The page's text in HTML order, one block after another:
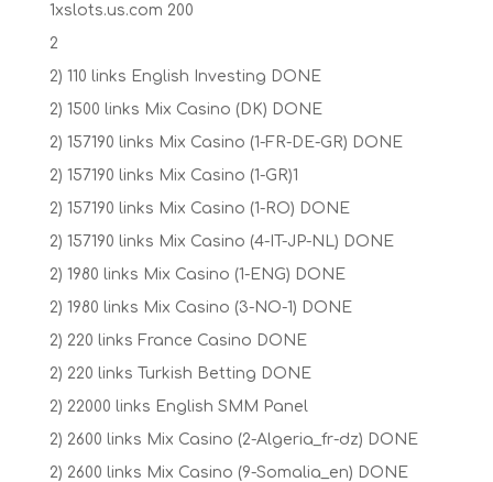
1xslots.us.com 200
2
2) 110 links English Investing DONE
2) 1500 links Mix Casino (DK) DONE
2) 157190 links Mix Casino (1-FR-DE-GR) DONE
2) 157190 links Mix Casino (1-GR)1
2) 157190 links Mix Casino (1-RO) DONE
2) 157190 links Mix Casino (4-IT-JP-NL) DONE
2) 1980 links Mix Casino (1-ENG) DONE
2) 1980 links Mix Casino (3-NO-1) DONE
2) 220 links France Casino DONE
2) 220 links Turkish Betting DONE
2) 22000 links English SMM Panel
2) 2600 links Mix Casino (2-Algeria_fr-dz) DONE
2) 2600 links Mix Casino (9-Somalia_en) DONE